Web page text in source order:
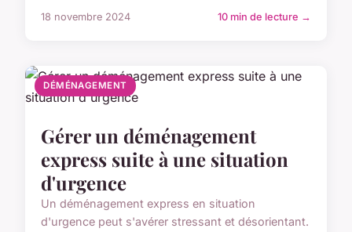
18 novembre 2024 10 min de lecture →
DÉMÉNAGEMENT
Gérer un déménagement
express suite à une situation
d'urgence
Un déménagement express en situation
d'urgence peut s'avérer stressant et désorientant.